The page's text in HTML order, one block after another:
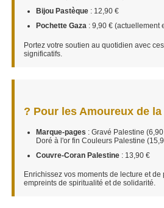
Bijou Pastèque : 12,90 €
Pochette Gaza : 9,90 € (actuellement
Portez votre soutien au quotidien avec
significatifs.
? Pour les Amoureux de
Marque-pages : Gravé Palestine
Doré à l'or fin Couleurs Palestine
Couvre-Coran Palestine : 13,90 €
Enrichissez vos moments de lecture et
empreints de spiritualité et de solidarité.